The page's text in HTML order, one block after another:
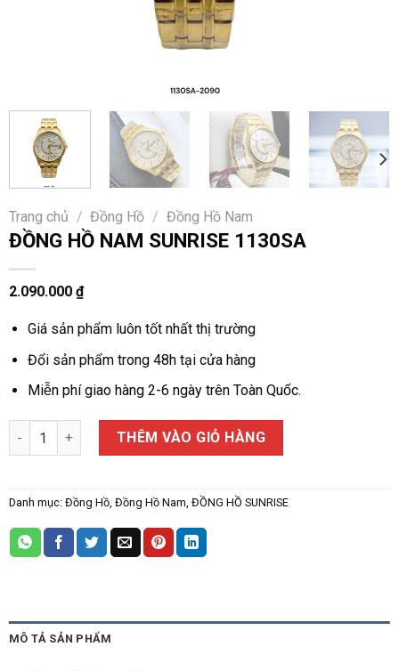
Trang chủ / Đồng Hồ / Đồng Hồ Nam
ĐỒNG HỒ NAM SUNRISE 1130SA
2.090.000 ₫
Giá sản phẩm luôn tốt nhất thị trường
Đổi sản phẩm trong 48h tại cửa hàng
Miễn phí giao hàng 2-6 ngày trên Toàn Quốc.
ĐỒNG HỒ NAM SUNRISE 1130SA số lượng
THÊM VÀO GIỎ HÀNG
Danh mục: Đồng Hồ, Đồng Hồ Nam, ĐỒNG HỒ SUNRISE
MÔ TẢ SẢN PHẨM